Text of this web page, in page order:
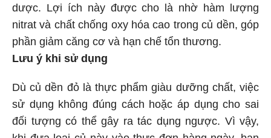
dược. Lợi ích này được cho là nhờ hàm lượng
nitrat và chất chống oxy hóa cao trong củ dền, góp
phần giảm căng cơ và hạn chế tổn thương.
Lưu ý khi sử dụng
Dù củ dền đỏ là thực phẩm giàu dưỡng chất, việc
sử dụng không đúng cách hoặc áp dụng cho sai
đối tượng có thể gây ra tác dụng ngược. Vì vậy,